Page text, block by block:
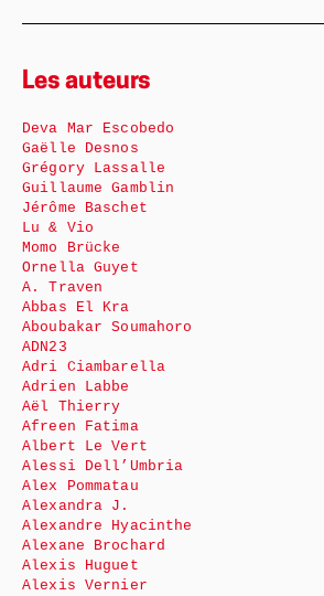
Les auteurs
Deva Mar Escobedo
Gaëlle Desnos
Grégory Lassalle
Guillaume Gamblin
Jérôme Baschet
Lu & Vio
Momo Brücke
Ornella Guyet
A. Traven
Abbas El Kra
Aboubakar Soumahoro
ADN23
Adri Ciambarella
Adrien Labbe
Aël Thierry
Afreen Fatima
Albert Le Vert
Alessi Dell’Umbria
Alex Pommatau
Alexandra J.
Alexandre Hyacinthe
Alexane Brochard
Alexis Huguet
Alexis Vernier